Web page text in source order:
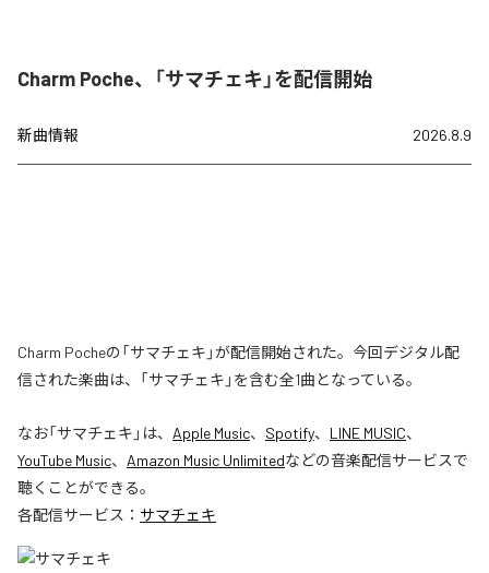
Charm Poche、「サマチェキ」を配信開始
新曲情報 2026.8.9
Charm Pocheの「サマチェキ」が配信開始された。今回デジタル配
信された楽曲は、「サマチェキ」を含む全1曲となっている。
なお「サマチェキ 」は、 Apple Music、 Spotify、 LINE MUSIC、
YouTube Music、 Amazon Music Unlimitedなどの音楽配信サービスで
聴くことができる。
各配信サービス： サマチェキ